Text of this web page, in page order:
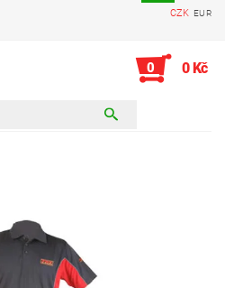
CZK EUR
0 0 Kč